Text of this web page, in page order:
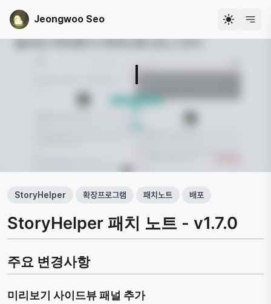
Jeongwoo Seo
StoryHelper 확장프로그램 패치노트 배포
StoryHelper 패치 노트 - v1.7.0
주요 변경사항
미리보기 사이드뷰 패널 추가